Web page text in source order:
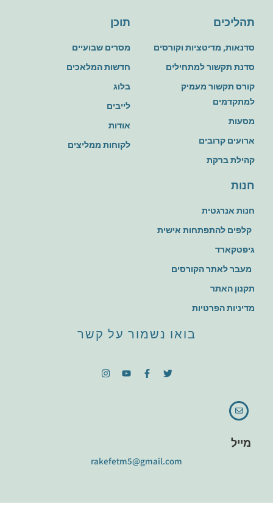
תהליכים
סדנאות, מדיטציות וקורסים
סדנת תקשור למתחילים
קורס תקשור מעמיק
למתקדמים
מסעות
ארועים קרובים
קהילת ברקת
תוכן
מסרים שבועיים
חדשות המלאכים
בלוג
לייבים
אודות
לקוחות ממליצים
חנות
חנות אנרגטית
קלפים להתפתחות אישית
גיפטקארד
מעבר לאתר הקורסים
תקנון האתר
מדיניות הפרטיות
בואו נשמור על קשר
מייל
rakefetm5@gmail.com